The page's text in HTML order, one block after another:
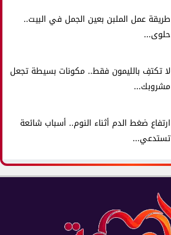
طريقة عمل الملبن بعين الجمل في البيت..
حلوى...
لا تكتفِ بالليمون فقط.. مكونات بسيطة تجعل
مشروبك...
ارتفاع ضغط الدم أثناء النوم.. أسباب شائعة
تستدعي...